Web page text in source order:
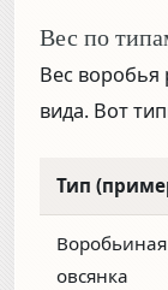
Вес по
Вес воробья
вида. Вот
Тип
Воробьиная
овсянка